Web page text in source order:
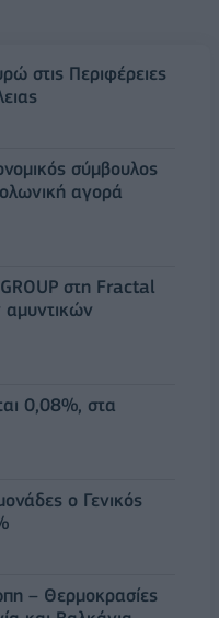
στις Περιφέρειες
σύμβουλος
αγορά
στη Fractal
0,08%, στα
ο Γενικός
– Θερμοκρασίες